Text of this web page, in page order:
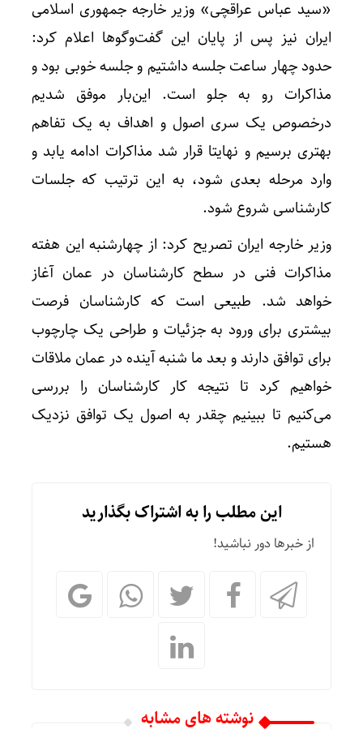
«سید عباس عراقچی» وزیر خارجه جمهوری اسلامی
ایران نیز پس از پایان این گفت‌وگوها اعلام کرد:
حدود چهار ساعت جلسه داشتیم و جلسه خوبی بود و
مذاکرات رو به جلو است. این‌بار موفق شدیم
درخصوص یک سری اصول و اهداف به یک تفاهم
بهتری برسیم و نهایتا قرار شد مذاکرات ادامه یابد و
وارد مرحله بعدی شود، به این ترتیب که جلسات
کارشناسی شروع شود.
وزیر خارجه ایران تصریح کرد: از چهارشنبه این هفته
مذاکرات فنی در سطح کارشناسان در عمان آغاز
خواهد شد. طبیعی است که کارشناسان فرصت
بیشتری برای ورود به جزئیات و طراحی یک چارچوب
برای توافق دارند و بعد ما شنبه آینده در عمان ملاقات
خواهیم کرد تا نتیجه کار کارشناسان را بررسی
می‌کنیم تا ببینیم چقدر به اصول یک توافق نزدیک
هستیم.
این مطلب را به اشتراک بگذارید
از خبرها دور نباشید!
نوشته های مشابه